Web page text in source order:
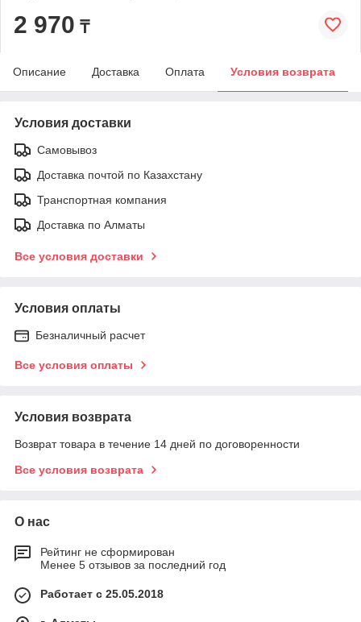
2 970 ₸
Описание Доставка Оплата Условия возврата
Условия доставки
Самовывоз
Доставка почтой по Казахстану
Транспортная компания
Доставка по Алматы
Все условия доставки
Условия оплаты
Безналичный расчет
Все условия оплаты
Условия возврата
Возврат товара в течение 14 дней по договоренности
Все условия возврата
О нас
Рейтинг не сформирован
Менее 5 отзывов за последний год
Работает с 25.05.2018